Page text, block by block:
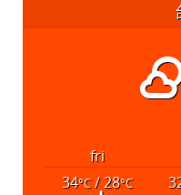
fri
34°C/ 28°C